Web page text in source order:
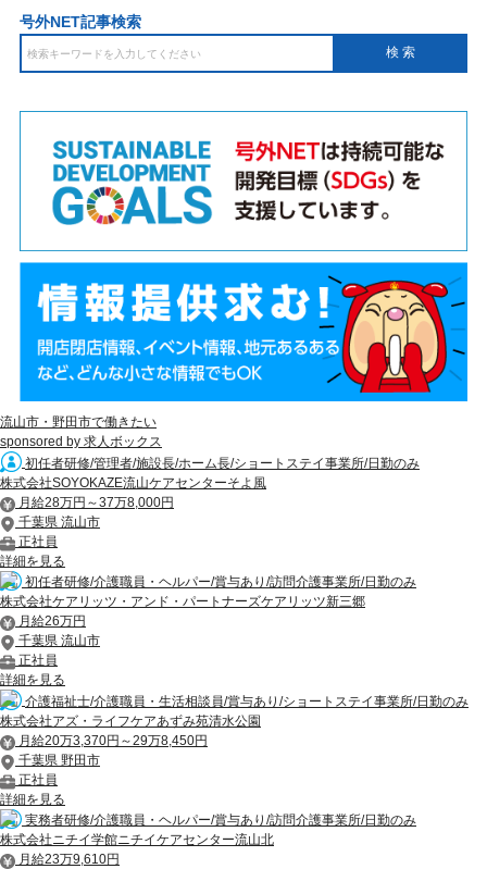
号外NET記事検索
流山市・野田市で働きたい
sponsored by 求人ボックス
初任者研修/管理者/施設長/ホーム長/ショートステイ事業所/日勤のみ
株式会社SOYOKAZE流山ケアセンターそよ風
月給28万円～37万8,000円
千葉県 流山市
正社員
詳細を見る
初任者研修/介護職員・ヘルパー/賞与あり/訪問介護事業所/日勤のみ
株式会社ケアリッツ・アンド・パートナーズケアリッツ新三郷
月給26万円
千葉県 流山市
正社員
詳細を見る
介護福祉士/介護職員・生活相談員/賞与あり/ショートステイ事業所/日勤のみ
株式会社アズ・ライフケアあずみ苑清水公園
月給20万3,370円～29万8,450円
千葉県 野田市
正社員
詳細を見る
実務者研修/介護職員・ヘルパー/賞与あり/訪問介護事業所/日勤のみ
株式会社ニチイ学館ニチイケアセンター流山北
月給23万9,610円